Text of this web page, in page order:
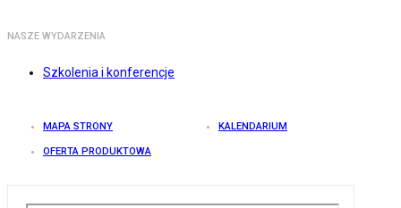
NASZE WYDARZENIA
Szkolenia i konferencje
MAPA STRONY KALENDARIUM
OFERTA PRODUKTOWA